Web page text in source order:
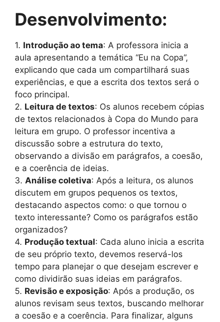
Desenvolvimento:
1. Introdução ao tema: A professora inicia a
aula apresentando a temática “Eu na Copa”,
explicando que cada um compartilhará suas
experiências, e que a escrita dos textos será o
foco principal.
2. Leitura de textos: Os alunos recebem cópias
de textos relacionados à Copa do Mundo para
leitura em grupo. O professor incentiva a
discussão sobre a estrutura do texto,
observando a divisão em parágrafos, a coesão,
e a coerência de ideias.
3. Análise coletiva: Após a leitura, os alunos
discutem em grupos pequenos os textos,
destacando aspectos como: o que tornou o
texto interessante? Como os parágrafos estão
organizados?
4. Produção textual: Cada aluno inicia a escrita
de seu próprio texto, devemos reservá-los
tempo para planejar o que desejam escrever e
como dividirão suas ideias em parágrafos.
5. Revisão e exposição: Após a produção, os
alunos revisam seus textos, buscando melhorar
a coesão e a coerência. Para finalizar, alguns